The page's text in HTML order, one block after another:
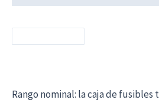
Rango nominal: la caja de